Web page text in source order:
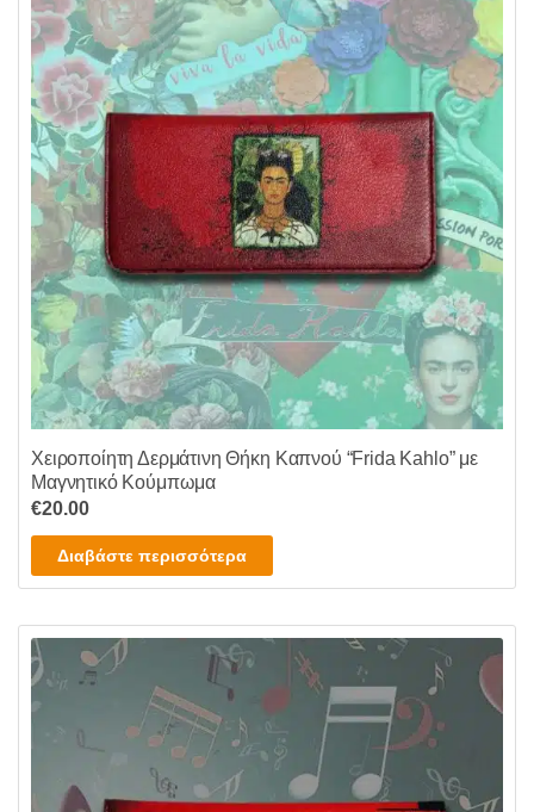
Χειροποίητη Δερμάτινη Θήκη Καπνού “Frida Kahlo” με
Μαγνητικό Κούμπωμα
€20.00
Διαβάστε περισσότερα